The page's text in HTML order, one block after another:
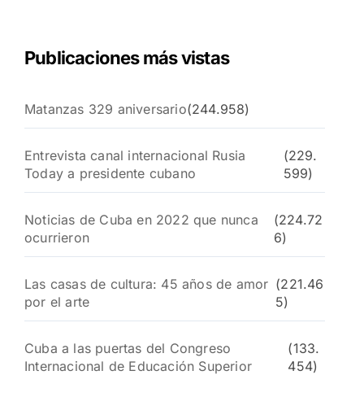
Publicaciones más vistas
Matanzas 329 aniversario(244.958)
Entrevista canal internacional Rusia
Today a presidente cubano
(229.
599)
Noticias de Cuba en 2022 que nunca
ocurrieron
(224.72
6)
Las casas de cultura: 45 años de amor
por el arte
(221.46
5)
Cuba a las puertas del Congreso
Internacional de Educación Superior
(133.
454)